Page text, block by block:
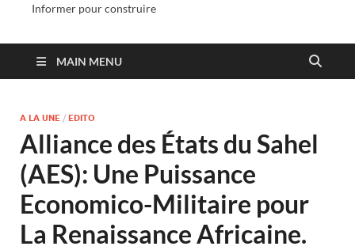
Informer pour construire
MAIN MENU
A LA UNE / EDITO
Alliance des États du Sahel
(AES): Une Puissance
Economico-Militaire pour
La Renaissance Africaine.